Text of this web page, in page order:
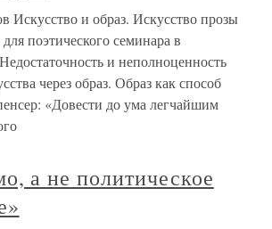
Искусство и образ. Искусство прозы
поэтического семинара в
и неполноценность
через образ. Образ как способ
«Довести до ума легчайшим
а не политическое